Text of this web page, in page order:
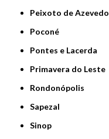
Peixoto de Azevedo
Poconé
Pontes e Lacerda
Primavera do Leste
Rondonópolis
Sapezal
Sinop